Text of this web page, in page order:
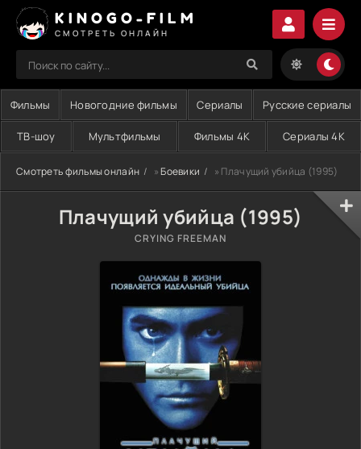
KINOGO-FILM
СМОТРЕТЬ ОНЛАЙН
Фильмы Новогодние фильмы Сериалы Русские сериалы
ТВ-шоу Мультфильмы Фильмы 4K Сериалы 4K
Смотреть фильмы онлайн »Боевики » Плачущий убийца (1995)
Плачущий убийца (1995)
CRYING FREEMAN